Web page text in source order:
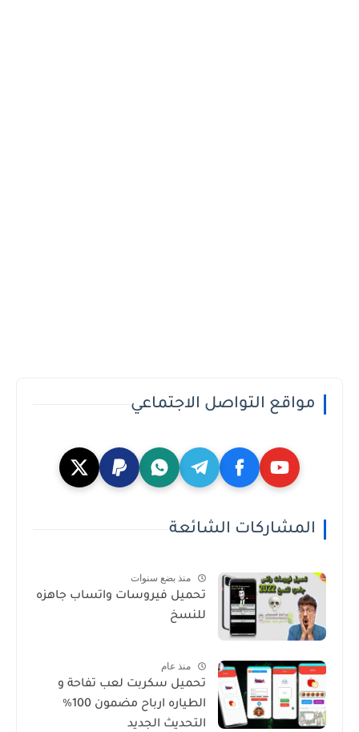
مواقع التواصل الاجتماعي
المشاركات الشائعة
منذ بضع سنوات
تحميل فيروسات واتساب جاهزه
للنسخ
منذ عام
تحميل سكربت لعب تفاحة و
الطياره ارباح مضمون 100%
التحديث الجديد